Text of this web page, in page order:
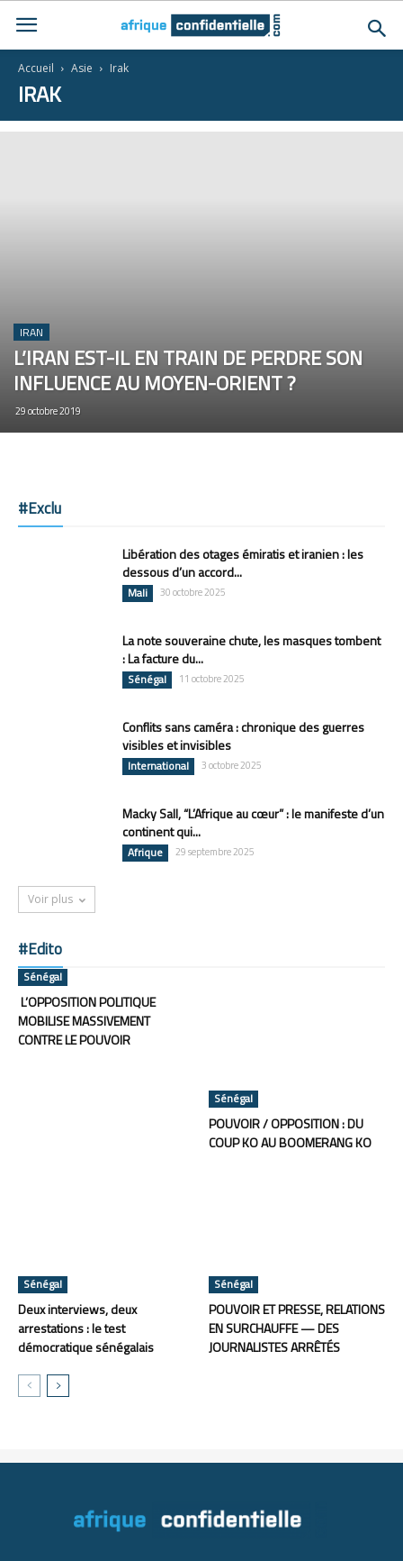
Accueil Asie Irak
IRAK
IRAN
L’IRAN EST-IL EN TRAIN DE PERDRE SON
INFLUENCE AU MOYEN-ORIENT ?
29 octobre 2019
#Exclu
Libération des otages émiratis et iranien : les
dessous d’un accord...
Mali 30 octobre 2025
La note souveraine chute, les masques tombent
: La facture du...
Sénégal 11 octobre 2025
Conflits sans caméra : chronique des guerres
visibles et invisibles
International 3 octobre 2025
Macky Sall, “L’Afrique au cœur” : le manifeste d’un
continent qui...
Afrique 29 septembre 2025
Voir plus
#Edito
Sénégal
L’OPPOSITION POLITIQUE
MOBILISE MASSIVEMENT
CONTRE LE POUVOIR
Sénégal
POUVOIR / OPPOSITION : DU
COUP KO AU BOOMERANG KO
Sénégal
Deux interviews, deux
arrestations : le test
démocratique sénégalais
Sénégal
POUVOIR ET PRESSE, RELATIONS
EN SURCHAUFFE — DES
JOURNALISTES ARRÊTÉS